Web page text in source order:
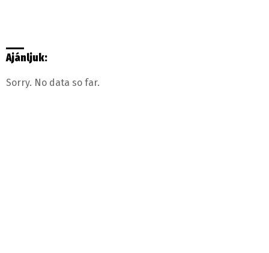
Ajánljuk:
Sorry. No data so far.